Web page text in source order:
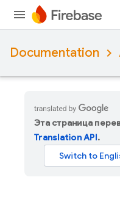
Documentation
Эта страница
Translation API.